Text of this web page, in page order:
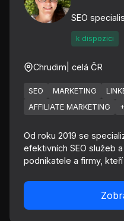
SEO
k dispozici
Chrudim | celá ČR
SEO MARKETING
AFFILIATE MARKETING
Od roku 2019 se
efektivních SEO služeb
podnikatele a firmy,